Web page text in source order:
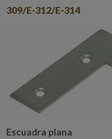
309/E-312/E-314
Escuadra plana